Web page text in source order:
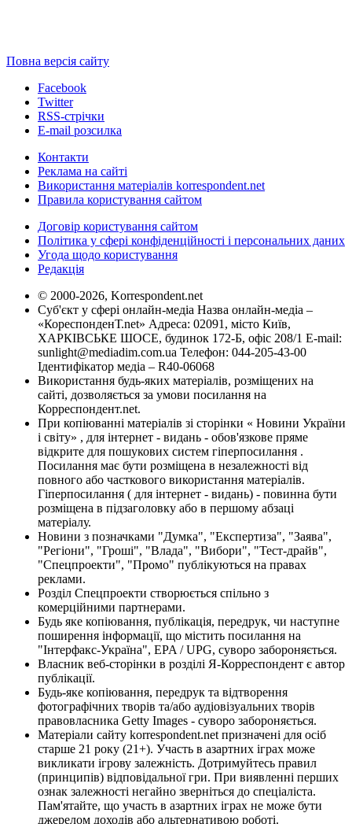
Повна версія сайту
Facebook
Twitter
RSS-стрічки
E-mail розсилка
Контакти
Реклама на сайті
Використання матеріалів korrespondent.net
Правила користування сайтом
Договір користування сайтом
Політика у сфері конфіденційності і персональних даних
Угода щодо користування
Редакція
© 2000-2026, Korrespondent.net
Суб'єкт у сфері онлайн-медіа Назва онлайн-медіа –
«КореспонденТ.net» Адреса: 02091, місто Київ,
ХАРКІВСЬКЕ ШОСЕ, будинок 172-Б, офіс 208/1 E-mail:
sunlight@mediadim.com.ua Телефон: 044-205-43-00
Ідентифікатор медіа – R40-06068
Використання будь-яких матеріалів, розміщених на
сайті, дозволяється за умови посилання на
Корреспондент.net.
При копіюванні матеріалів зі сторінки « Новини України
і світу» , для інтернет - видань - обов'язкове пряме
відкрите для пошукових систем гіперпосилання .
Посилання має бути розміщена в незалежності від
повного або часткового використання матеріалів.
Гіперпосилання ( для інтернет - видань) - повинна бути
розміщена в підзаголовку або в першому абзаці
матеріалу.
Новини з позначками "Думка", "Експертиза", "Заява",
"Регіони", "Гроші", "Влада", "Вибори", "Тест-драйв",
"Спецпроекти", "Промо" публікуються на правах
реклами.
Розділ Спецпроекти створюється спільно з
комерційними партнерами.
Будь яке копіювання, публікація, передрук, чи наступне
поширення інформації, що містить посилання на
"Інтерфакс-Україна", EPA / UPG, суворо забороняється.
Власник веб-сторінки в розділі Я-Корреспондент є автор
публікації.
Будь-яке копіювання, передрук та відтворення
фотографічних творів та/або аудіовізуальних творів
правовласника Getty Images - суворо забороняється.
Матеріали сайту korrespondent.net призначені для осіб
старше 21 року (21+). Участь в азартних іграх може
викликати ігрову залежність. Дотримуйтесь правил
(принципів) відповідальної гри. При виявленні перших
ознак залежності негайно зверніться до спеціаліста.
Пам'ятайте, що участь в азартних іграх не може бути
джерелом доходів або альтернативою роботі.